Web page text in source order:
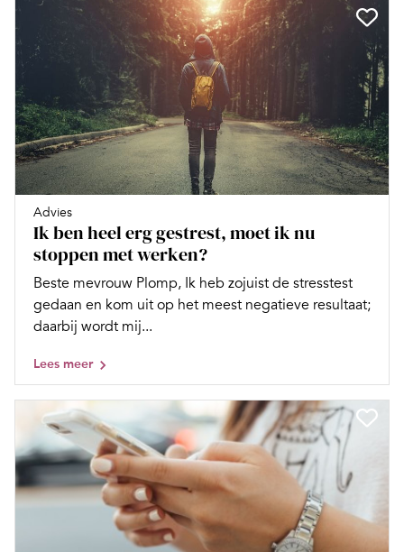
Advies
Ik ben heel erg gestrest, moet ik nu
stoppen met werken?
Beste mevrouw Plomp, Ik heb zojuist de stresstest
gedaan en kom uit op het meest negatieve resultaat;
daarbij wordt mij...
Lees meer